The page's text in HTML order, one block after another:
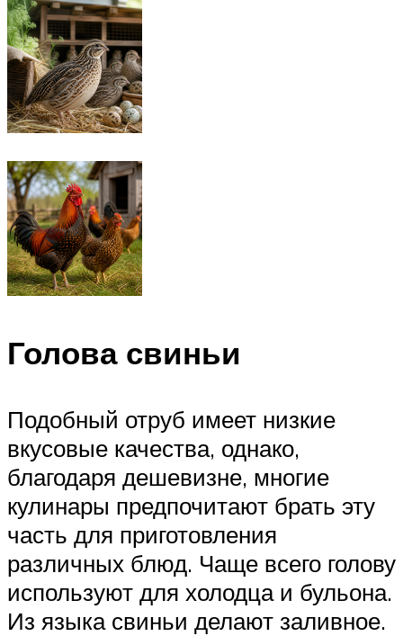
Голова свиньи
Подобный отруб имеет низкие
вкусовые качества, однако,
благодаря дешевизне, многие
кулинары предпочитают брать эту
часть для приготовления
различных блюд. Чаще всего голову
используют для холодца и бульона.
Из языка свиньи делают заливное.